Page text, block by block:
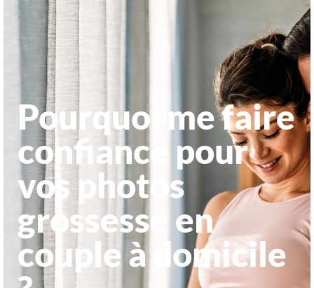
Pourquoi me faire
confiance pour
vos photos
grossesse en
couple à domicile